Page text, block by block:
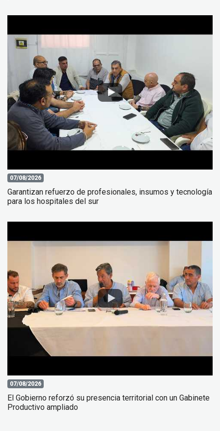
07/08/2026
Garantizan refuerzo de profesionales, insumos y tecnología
para los hospitales del sur
07/08/2026
El Gobierno reforzó su presencia territorial con un Gabinete
Productivo ampliado